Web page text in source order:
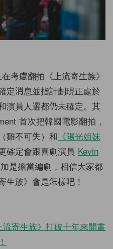
考慮翻拍《上流寄生族》
定消息並指計劃現正處於
演員人選都仍未確定。其
首次把韓國電影翻拍，
雞不可失）和 《陽光姐妹
確定會跟喜劇演員 Kevin
是擔當編劇，相信大家都
生族》會是怎樣吧！
寄生族》打破十年來開畫